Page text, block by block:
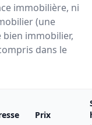
immobilière, ni
(une
bien immobilier,
dans le
Prix